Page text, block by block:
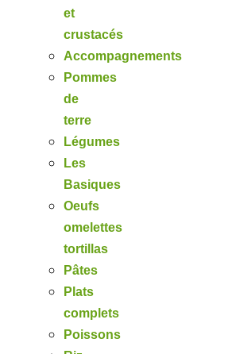
et
crustacés
Accompagnements
Pommes
de
terre
Légumes
Les
Basiques
Oeufs
omelettes
tortillas
Pâtes
Plats
complets
Poissons